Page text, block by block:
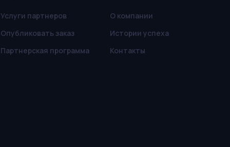
Услуги партнеров
Опубликовать заказ
Партнерская программа
О компании
Истории успеха
Контакты